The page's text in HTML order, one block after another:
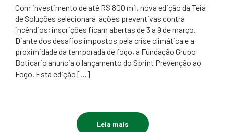
Com investimento de até R$ 800 mil, nova edição da Teia
de Soluções selecionará ações preventivas contra
incêndios; inscrições ficam abertas de 3 a 9 de março.
Diante dos desafios impostos pela crise climática e a
proximidade da temporada de fogo, a Fundação Grupo
Boticário anuncia o lançamento do Sprint Prevenção ao
Fogo. Esta edição […]
Leia mais